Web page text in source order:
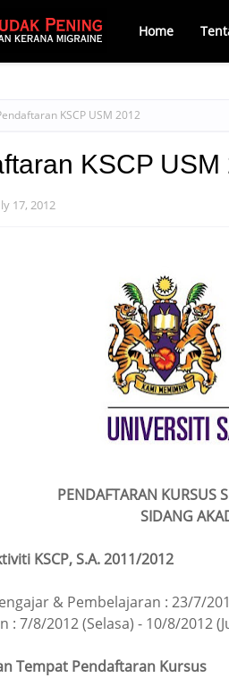
Home
KSCP USM 2012
KSCP USM
17, 2012
PENDAFTARAN KURSUS
SIDANG
KSCP, S.A. 2011/2012
& Pembelajaran : 23/7/
: 7/8/2012 (Selasa) - 10/8/2012
Tempat Pendaftaran Kursus